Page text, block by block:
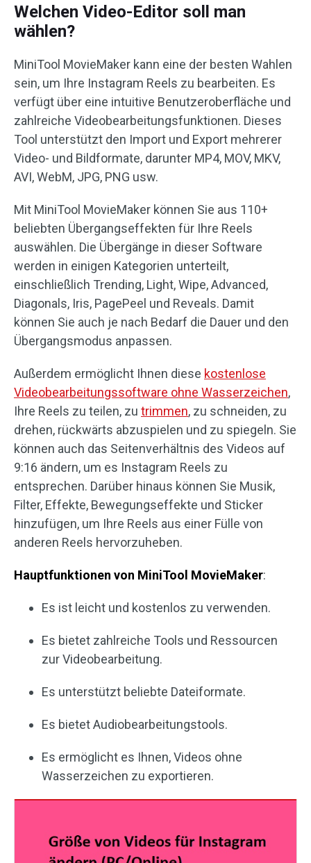
Welchen Video-Editor soll man
wählen?
MiniTool MovieMaker kann eine der besten Wahlen
sein, um Ihre Instagram Reels zu bearbeiten. Es
verfügt über eine intuitive Benutzeroberfläche und
zahlreiche Videobearbeitungsfunktionen. Dieses
Tool unterstützt den Import und Export mehrerer
Video- und Bildformate, darunter MP4, MOV, MKV,
AVI, WebM, JPG, PNG usw.
Mit MiniTool MovieMaker können Sie aus 110+
beliebten Übergangseffekten für Ihre Reels
auswählen. Die Übergänge in dieser Software
werden in einigen Kategorien unterteilt,
einschließlich Trending, Light, Wipe, Advanced,
Diagonals, Iris, PagePeel und Reveals. Damit
können Sie auch je nach Bedarf die Dauer und den
Übergangsmodus anpassen.
Außerdem ermöglicht Ihnen diese kostenlose
Videobearbeitungssoftware ohne Wasserzeichen,
Ihre Reels zu teilen, zu trimmen, zu schneiden, zu
drehen, rückwärts abzuspielen und zu spiegeln. Sie
können auch das Seitenverhältnis des Videos auf
9:16 ändern, um es Instagram Reels zu
entsprechen. Darüber hinaus können Sie Musik,
Filter, Effekte, Bewegungseffekte und Sticker
hinzufügen, um Ihre Reels aus einer Fülle von
anderen Reels hervorzuheben.
Hauptfunktionen von MiniTool MovieMaker:
Es ist leicht und kostenlos zu verwenden.
Es bietet zahlreiche Tools und Ressourcen
zur Videobearbeitung.
Es unterstützt beliebte Dateiformate.
Es bietet Audiobearbeitungstools.
Es ermöglicht es Ihnen, Videos ohne
Wasserzeichen zu exportieren.